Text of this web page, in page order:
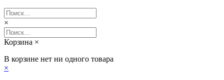
×
Корзина ×
В корзине нет ни одного товара
×